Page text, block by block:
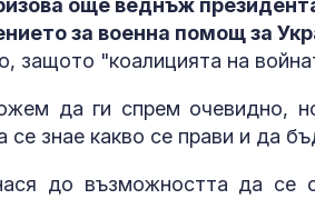
още веднъж
за военна помощ за
защото "коалицията на
да ги спрем очевидно,
се знае какво се прави и да
до възможността да се